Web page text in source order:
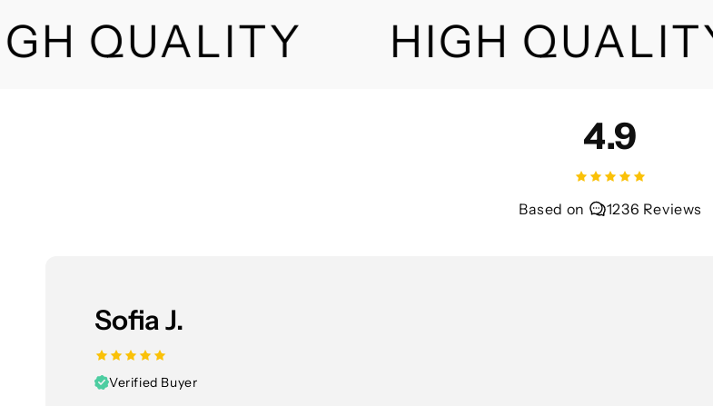
QUALITY HIGH QUALITY
4.9
Based on 1236 Reviews
Sofia J.
Verified Buyer